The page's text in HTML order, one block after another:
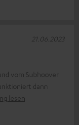
vom Subhoover
dann
lesen
21.06.2023